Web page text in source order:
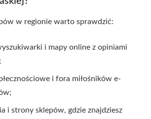
w regionie warto sprawdzić:
i mapy online z opiniami
i fora miłośników e-
i strony sklepów, gdzie znajdziesz